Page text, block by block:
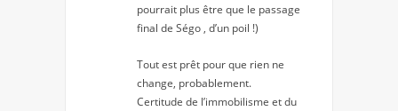
pourrait plus être que le passage
final de Ségo , d’un poil !)
Tout est prêt pour que rien ne
change, probablement.
Certitude de l’immobilisme et du